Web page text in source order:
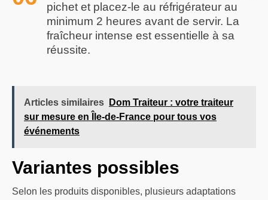
pichet et placez-le au réfrigérateur au
minimum 2 heures avant de servir. La
fraîcheur intense est essentielle à sa
réussite.
Articles similaires
Dom Traiteur : votre traiteur
sur mesure en Île-de-France pour tous vos
événements
Variantes possibles
Selon les produits disponibles, plusieurs adaptations